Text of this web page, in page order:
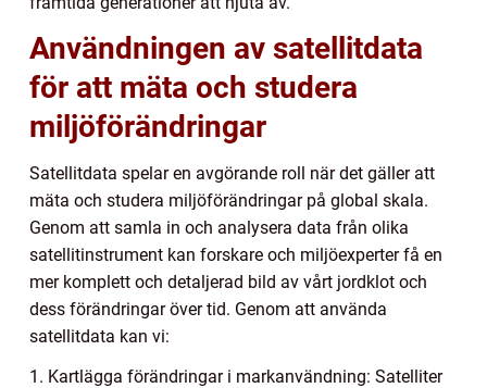
Användningen av satellitdata
för att mäta och studera
miljöförändringar
Satellitdata spelar en avgörande roll när det gäller att
mäta och studera miljöförändringar på global skala.
Genom att samla in och analysera data från olika
satellitinstrument kan forskare och miljöexperter få en
mer komplett och detaljerad bild av vårt jordklot och
dess förändringar över tid. Genom att använda
satellitdata kan vi:
1. Kartlägga förändringar i markanvändning: Satelliter